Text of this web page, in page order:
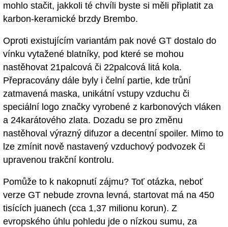
mohlo stačit, jakkoli té chvíli byste si měli připlatit za
karbon-keramické brzdy Brembo.
Oproti existujícím variantám pak nové GT dostalo do
vínku vytažené blatníky, pod které se mohou
nastěhovat 21palcová či 22palcová litá kola.
Přepracovány dále byly i čelní partie, kde trůní
zatmavená maska, unikátní vstupy vzduchu či
speciální logo značky vyrobené z karbonových vláken
a 24karátového zlata. Dozadu se pro změnu
nastěhoval výrazný difuzor a decentní spoiler. Mimo to
lze zmínit nově nastavený vzduchový podvozek či
upravenou trakční kontrolu.
Pomůže to k nakopnutí zájmu? Toť otázka, neboť
verze GT nebude zrovna levná, startovat má na 450
tisících juanech (cca 1,37 milionu korun). Z
evropského úhlu pohledu jde o nízkou sumu, za